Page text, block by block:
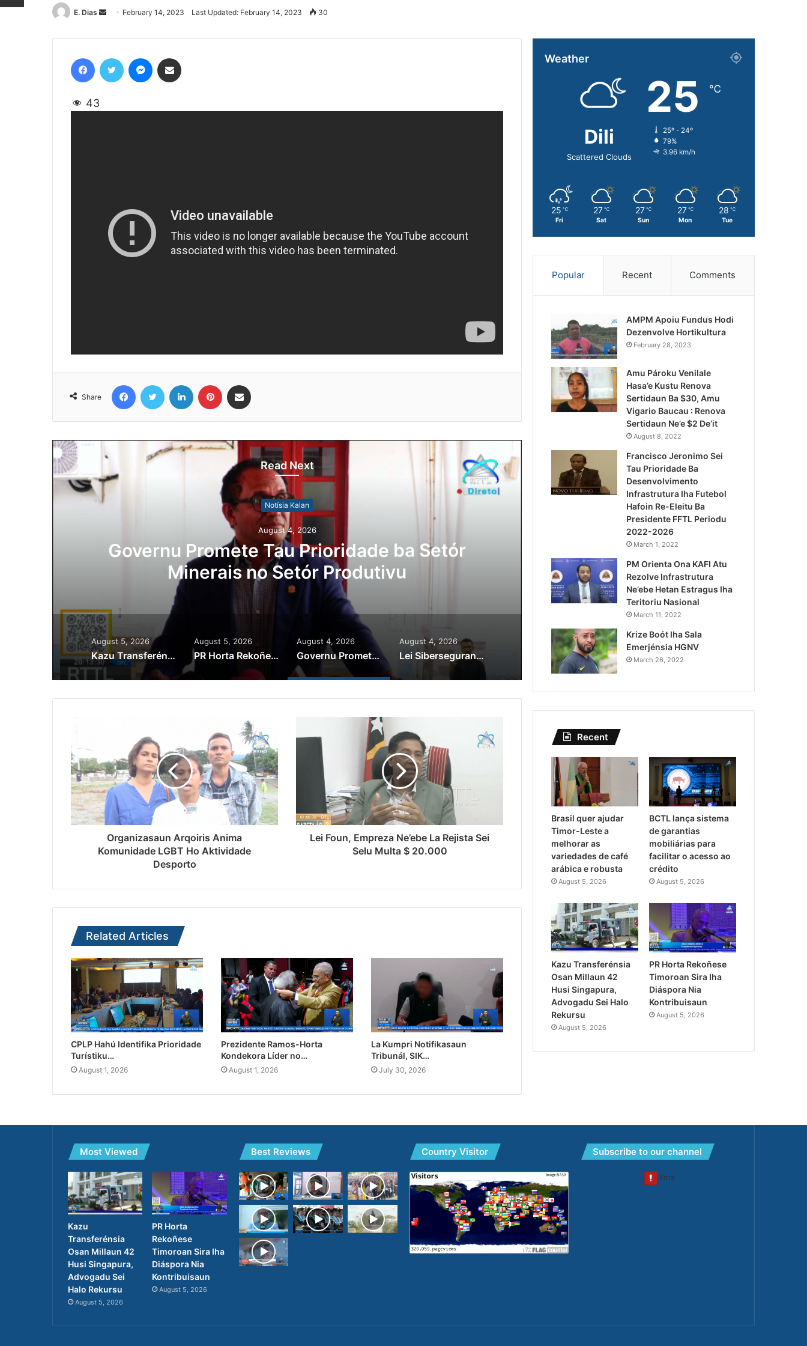
E. Dias
Send
email
February 14, 2023 Last Updated: February 14, 2023 30
43
Share
Read Next
Notísia Kalan
August 4, 2026
Lei Siberseguransa Ajuda Autoridade Polisiál
Kaptura Autór Kriminozu ho Paradeiru Iha
Estranjeiru
Kazu Transferénsia
Singapura, Advogadu
August 5, 2026
Kazu Transferénsia Osan Millaun 42 Husi Singapura, Advogadu Sei Halo Rekursu
August 5, 2026
PR Horta Rekoñese Timoroan Sira Iha Diáspora Nia Kontribuisaun
August 4, 2026
Governu Promete Tau Prioridade ba Setór Minerais no Setór Produtivu
August 4, 2026
Lei Siberseguransa Ajuda Autoridade Polisiál Kaptura Autór Kriminozu ho Paradeiru Iha Estranjeiru
Organizasaun Arqoiris Anima
Komunidade LGBT Ho Aktividade
Desporto
Lei Foun, Empreza Ne’ebe La Rejista Sei
Selu Multa $ 20.000
Related Articles
CPLP Hahú Identifika Prioridade
Turístiku…
August 1, 2026
Prezidente Ramos-Horta
Kondekora Líder no…
August 1, 2026
La Kumpri Notifikasaun
Tribunál, SIK…
July 30, 2026
Weather
Dili
Scattered Clouds
25 ℃
25º - 24º
79%
3.96 km/h
25 ℃
Fri
27 ℃
Sat
27 ℃
Sun
27 ℃
Mon
28 ℃
Tue
Popular Recent Comments
AMPM Apoiu Fundus Hodi
Dezenvolve Hortikultura
February 28, 2023
Amu Pároku Venilale
Hasa’e Kustu Renova
Sertidaun Ba $30, Amu
Vigario Baucau : Renova
Sertidaun Ne’e $2 De’it
August 8, 2022
Francisco Jeronimo Sei
Tau Prioridade Ba
Desenvolvimento
Infrastrutura Iha Futebol
Hafoin Re-Eleitu Ba
Presidente FFTL Periodu
2022-2026
March 1, 2022
PM Orienta Ona KAFI Atu
Rezolve Infrastrutura
Ne’ebe Hetan Estragus Iha
Teritoriu Nasional
March 11, 2022
Krize Boót Iha Sala
Emerjénsia HGNV
March 26, 2022
Recent
Brasil quer ajudar
Timor-Leste a
melhorar as
variedades de café
arábica e robusta
August 5, 2026
BCTL lança sistema
de garantias
mobiliárias para
facilitar o acesso ao
crédito
August 5, 2026
Kazu Transferénsia
Osan Millaun 42
Husi Singapura,
Advogadu Sei Halo
Rekursu
August 5, 2026
PR Horta Rekoñese
Timoroan Sira Iha
Diáspora Nia
Kontribuisaun
August 5, 2026
Most Viewed
Kazu
Transferénsia
Osan Millaun 42
Husi Singapura,
Advogadu Sei
Halo Rekursu
August 5, 2026
PR Horta
Rekoñese
Timoroan Sira Iha
Diáspora Nia
Kontribuisaun
August 5, 2026
Best Reviews Country Visitor Subscribe to our channel